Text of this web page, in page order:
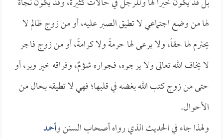
لها من وضع اجتماعي لا تطيق الصبر عليه، أو من زوج ظالم لا
يحترم لها حقاً، ولا يرعى لها حرمةً ولا كرامةً، أو من زوج فاجر
لا يخاف الله تعالى ولا يرجوه، فجواره شؤمٌ، وفراقه خير وبر، أو
حتى من زوج كتب الله بغضه في قلبها؛ فهي لا تطيقه بحال من
الأحوال.
ولهذا جاء في الحديث الذي رواه أصحاب السنن وأحمد